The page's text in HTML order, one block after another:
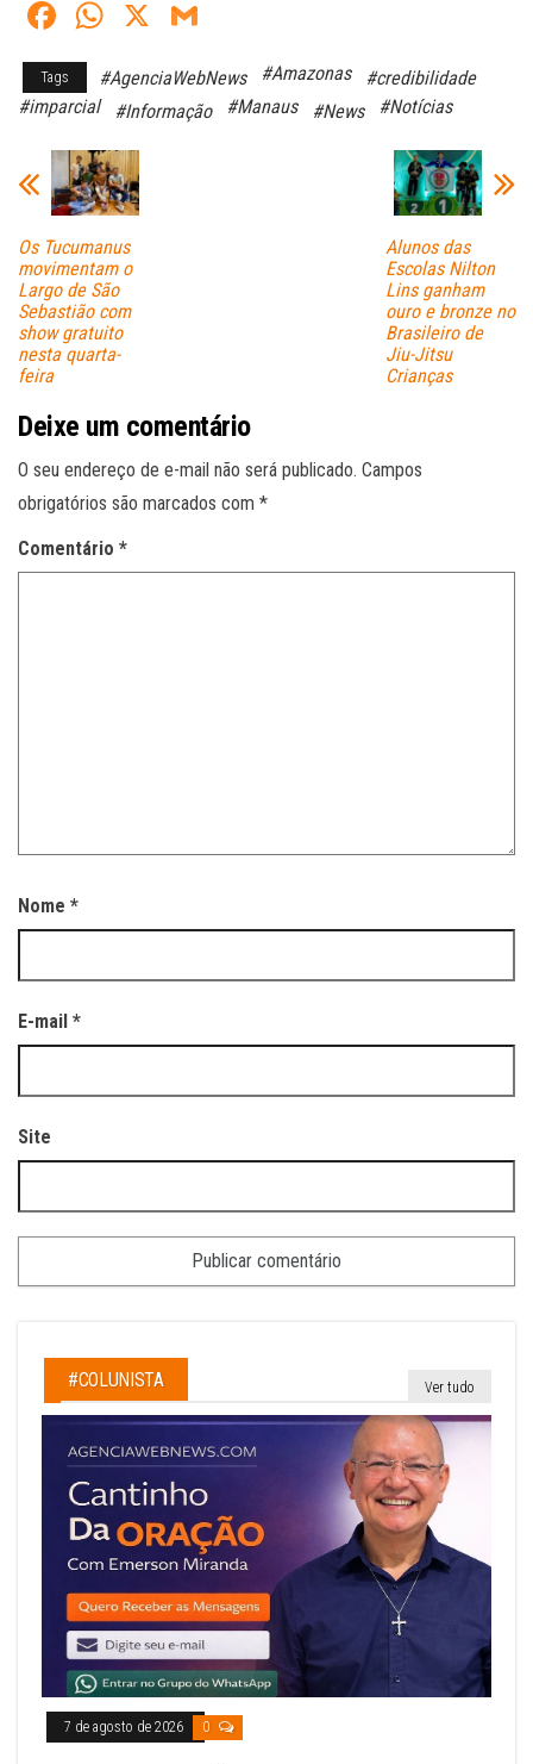
Fa
ce
bo
W
ts
A
pp
X
ail
Tags #AgenciaWebNews #Amazonas
#credibilidade
#imparcial
#Informação #Manaus #News #Notícias
Os Tucumanus
movimentam o
Largo de São
Sebastião com
show gratuito
nesta quarta-
feira
Alunos das
Escolas Nilton
Lins ganham
ouro e bronze no
Brasileiro de
Jiu-Jitsu
Crianças
Deixe um comentário
O seu endereço de e-mail não será publicado. Campos
obrigatórios são marcados com *
Comentário *
Nome *
E-mail *
Site
#COLUNISTA Ver tudo
7 de agosto de 2026 0